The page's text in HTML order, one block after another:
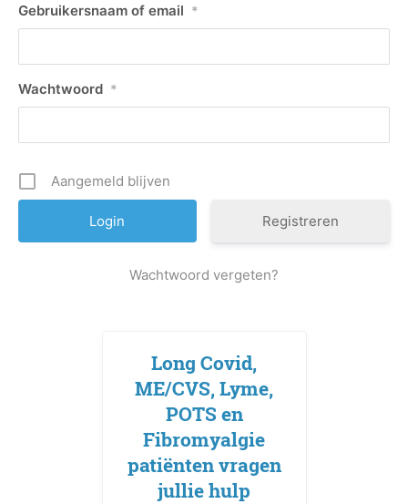
Gebruikersnaam of email *
Wachtwoord *
Aangemeld blijven
Registreren
Wachtwoord vergeten?
Long Covid,
ME/CVS, Lyme,
POTS en
Fibromyalgie
patiënten vragen
jullie hulp